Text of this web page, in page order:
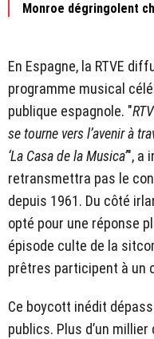
Monroe dégringolent
En Espagne, la RTVE
programme musical
publique espagnole. "
se tourne vers l’avenir à
‘La Casa de la Musica’", a
retransmettra pas le
depuis 1961. Du côté
opté pour une réponse
épisode culte de la
prêtres participent à un
Ce boycott inédit
publics. Plus d’un